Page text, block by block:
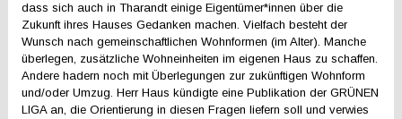
dass sich auch in Tharandt einige Eigentümer*innen über die
Zukunft ihres Hauses Gedanken machen. Vielfach besteht der
Wunsch nach gemeinschaftlichen Wohnformen (im Alter). Manche
überlegen, zusätzliche Wohneinheiten im eigenen Haus zu schaffen.
Andere hadern noch mit Überlegungen zur zukünftigen Wohnform
und/oder Umzug. Herr Haus kündigte eine Publikation der GRÜNEN
LIGA an, die Orientierung in diesen Fragen liefern soll und verwies